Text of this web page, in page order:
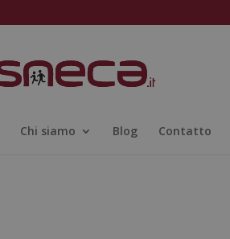
Chi siamo Blog Contatto